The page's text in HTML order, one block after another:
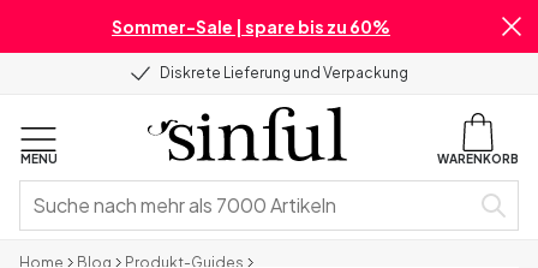
Sommer-Sale | spare bis zu 60%
Diskrete Lieferung und Verpackung
MENU WARENKORB
Home Blog
Produkt-Guides